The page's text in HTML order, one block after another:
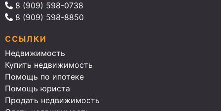
8 (909) 598-0738
8 (909) 598-8850
ССЫЛКИ
Недвижимость
Купить недвижимость
Помощь по ипотеке
Помощь юриста
Продать недвижимость